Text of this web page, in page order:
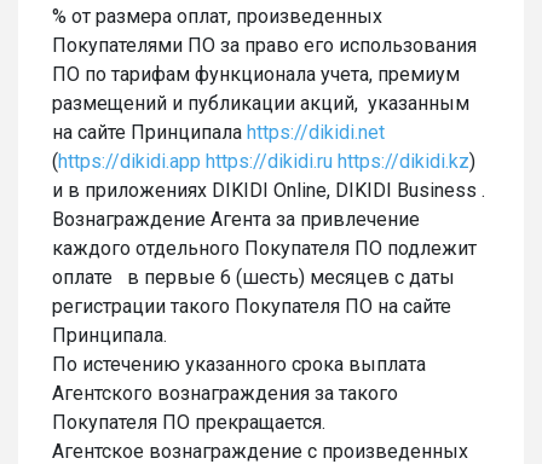
% от размера оплат, произведенных
Покупателями ПО за право его использования
ПО по тарифам функционала учета, премиум
размещений и публикации акций, указанным
на сайте Принципала https://dikidi.net
(https://dikidi.app https://dikidi.ru https://dikidi.kz)
и в приложениях DIKIDI Online, DIKIDI Business .
Вознаграждение Агента за привлечение
каждого отдельного Покупателя ПО подлежит
оплате в первые 6 (шесть) месяцев с даты
регистрации такого Покупателя ПО на сайте
Принципала.
По истечению указанного срока выплата
Агентского вознаграждения за такого
Покупателя ПО прекращается.
Агентское вознаграждение с произведенных